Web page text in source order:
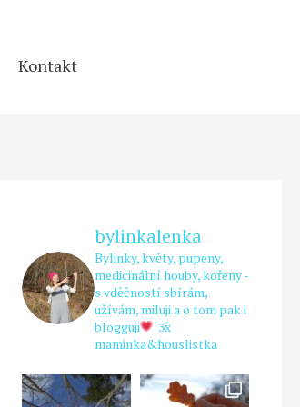
Kontakt
bylinkalenka
Bylinky, květy, pupeny,
medicinální houby, kořeny -
s vděčností sbírám,
užívám, miluji a o tom pak i
blogguji
3x
maminka&houslistka